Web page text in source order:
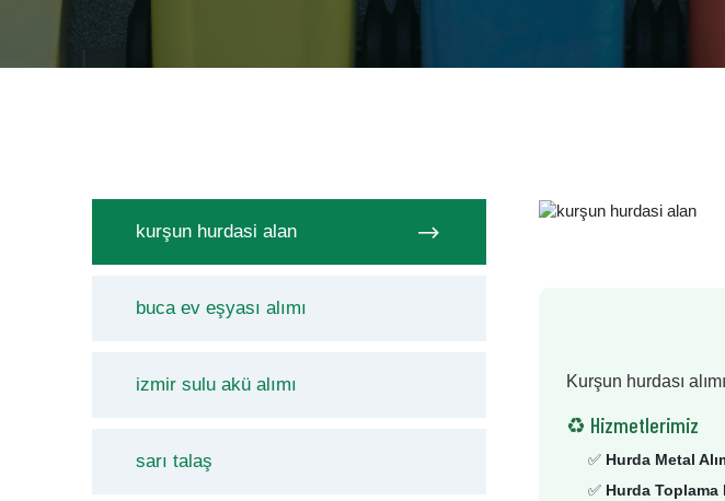
kurşun hurdasi alan
buca ev eşyası alımı
izmir sulu akü alımı
sarı talaş
Kurşun hurdası
♻️ Hizmetlerimiz
✅ Hurda Metal
✅ Hurda Toplama